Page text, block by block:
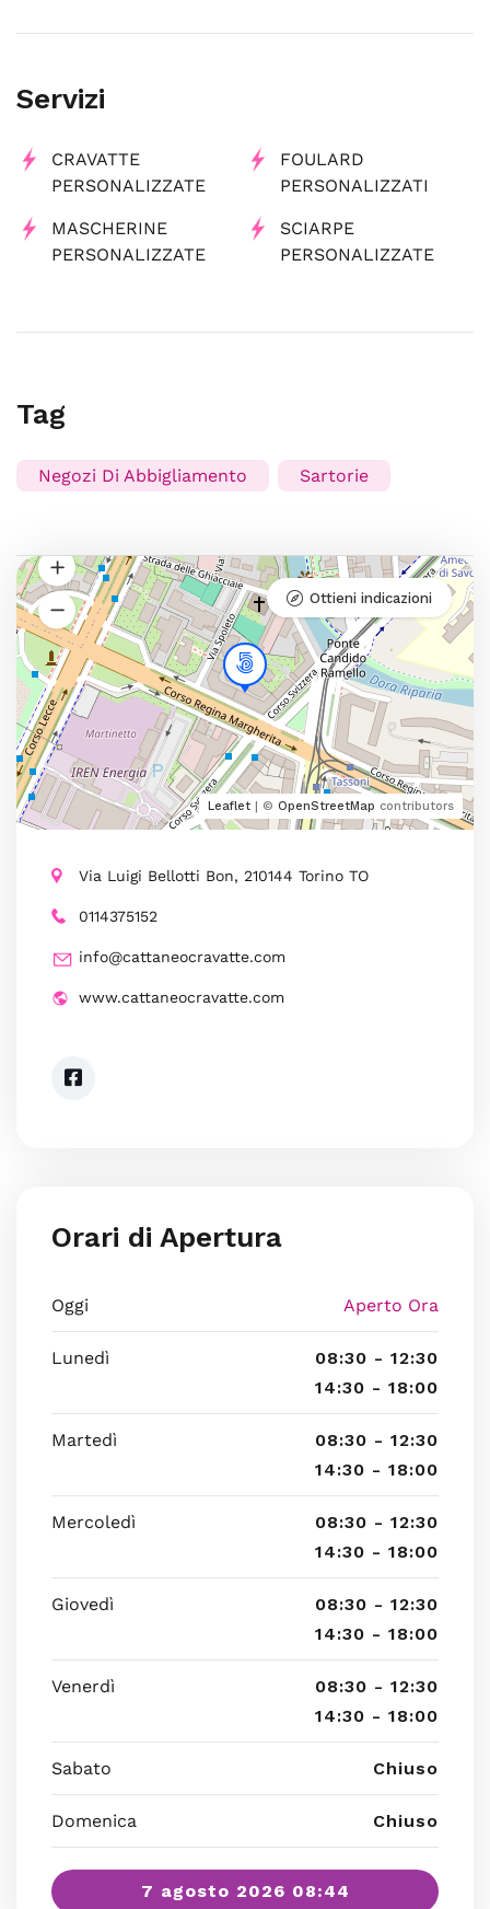
Servizi
CRAVATTE
PERSONALIZZATE
FOULARD
PERSONALIZZATI
MASCHERINE
PERSONALIZZATE
SCIARPE
PERSONALIZZATE
Tag
Negozi Di Abbigliamento Sartorie
Leaflet | © OpenStreetMap contributors
Ottieni indicazioni
Via Luigi Bellotti Bon, 210144 Torino TO
0114375152
info@cattaneocravatte.com
www.cattaneocravatte.com
Orari di Apertura
Oggi Aperto Ora
Lunedì
08:30 - 12:30
14:30 - 18:00
Martedì
08:30 - 12:30
14:30 - 18:00
Mercoledì
08:30 - 12:30
14:30 - 18:00
Giovedì
08:30 - 12:30
14:30 - 18:00
Venerdì
08:30 - 12:30
14:30 - 18:00
Sabato Chiuso
Domenica Chiuso
7 agosto 2026 08:44